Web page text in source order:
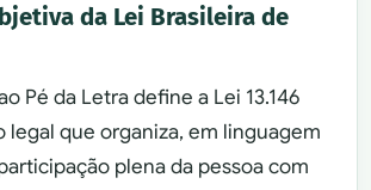
da Lei Brasileira de
Pé da Letra define a Lei 13.146
legal que organiza, em linguagem
plena da pessoa com